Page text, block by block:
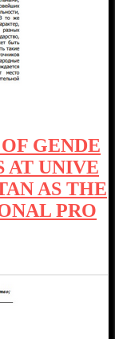
GENDE
AT UNIVE
AS THE
PRO